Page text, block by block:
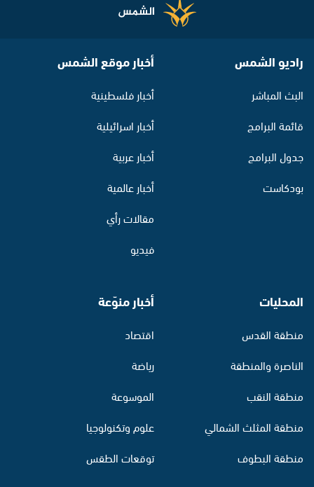
راديو الشمس
البث المباشر
قائمة البرامج
جدول البرامج
بودكاست
أخبار موقع الشمس
أخبار فلسطينية
أخبار اسرائيلية
أخبار عربية
أخبار عالمية
مقالات رأي
فيديو
المحليات
منطقة القدس
الناصرة والمنطقة
منطقة النقب
منطقة المثلث الشمالي
منطقة البطوف
أخبار منوّعة
اقتصاد
رياضة
الموسوعة
علوم وتكنولوجيا
توقعات الطقس